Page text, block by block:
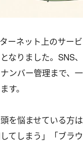
ーネット上のサー
なりました。SNS
ンバー管理まで、
す。
を悩ませている方
てしまう」「ブラ